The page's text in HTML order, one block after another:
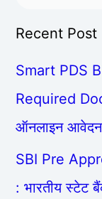
Recent Post
Smart PDS
Required
ऑनलाइन आवेदन
SBI Pre
: भारतीय स्टेट